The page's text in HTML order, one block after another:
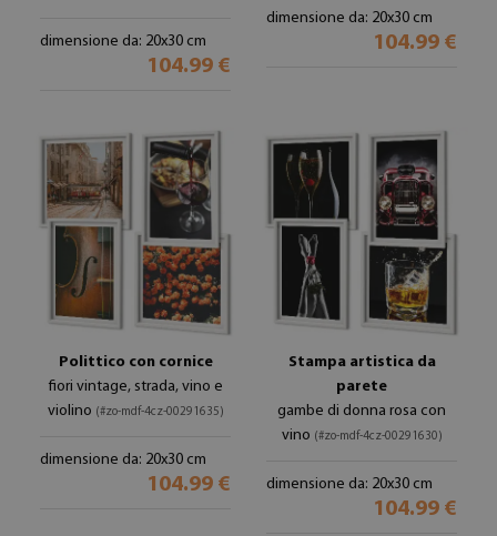
dimensione da: 20x30 cm
104.99 €
dimensione da: 20x30 cm
104.99 €
Polittico con cornice
fiori vintage, strada, vino e
violino (#zo-mdf-4cz-00291635)
dimensione da: 20x30 cm
104.99 €
Stampa artistica da
parete
gambe di donna rosa con
vino (#zo-mdf-4cz-00291630)
dimensione da: 20x30 cm
104.99 €